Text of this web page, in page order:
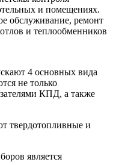
и помещениях.
обслуживание, ремонт
и теплообменников
4 основных вида
не только
КПД, а также
твердотопливные и
является